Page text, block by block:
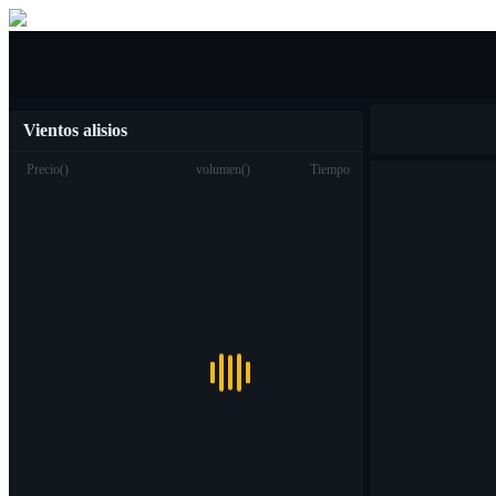
Vientos alisios
Precio() volumen() Tiempo